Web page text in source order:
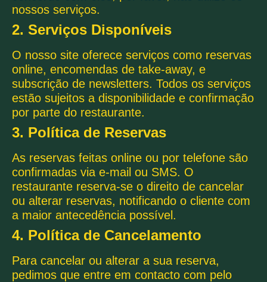
nossos serviços.
2. Serviços Disponíveis
O nosso site oferece serviços como reservas
online, encomendas de take-away, e
subscrição de newsletters. Todos os serviços
estão sujeitos a disponibilidade e confirmação
por parte do restaurante.
3. Política de Reservas
As reservas feitas online ou por telefone são
confirmadas via e-mail ou SMS. O
restaurante reserva-se o direito de cancelar
ou alterar reservas, notificando o cliente com
a maior antecedência possível.
4. Política de Cancelamento
Para cancelar ou alterar a sua reserva,
pedimos que entre em contacto com pelo